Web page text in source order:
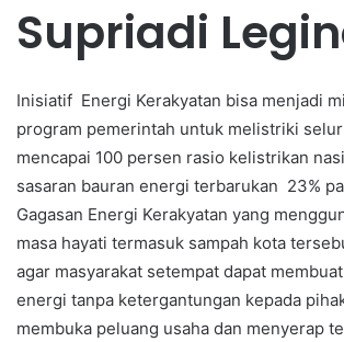
Supriadi
Inisiatif Energi Kerakyatan bisa menjadi
program pemerintah untuk melistriki
mencapai 100 persen rasio kelistrikan
sasaran bauran energi terbarukan 23%
Gagasan Energi Kerakyatan yang
masa hayati termasuk sampah kota
agar masyarakat setempat dapat
energi tanpa ketergantungan kepada
membuka peluang usaha dan menyerap